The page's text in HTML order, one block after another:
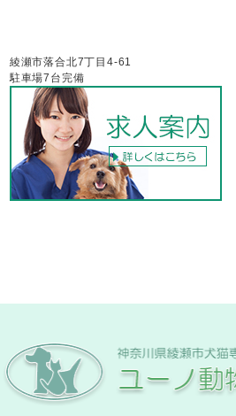
綾瀬市落合北7丁目4-61
駐車場7台完備